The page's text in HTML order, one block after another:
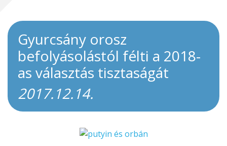
Gyurcsány orosz
befolyásolástól félti a 2018-
as választás tisztaságát
2017.12.14.